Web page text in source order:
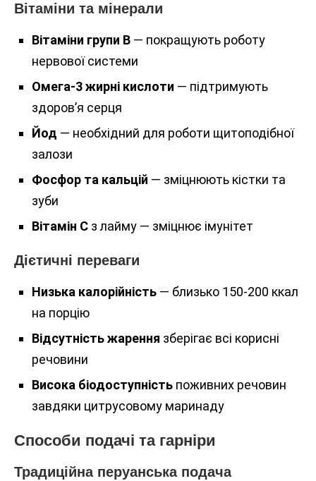
Вітаміни та мінерали
Вітаміни групи B — покращують роботу
нервової системи
Омега-3 жирні кислоти — підтримують
здоров’я серця
Йод — необхідний для роботи щитоподібної
залози
Фосфор та кальцій — зміцнюють кістки та
зуби
Вітамін C з лайму — зміцнює імунітет
Дієтичні переваги
Низька калорійність — близько 150-200 ккал
на порцію
Відсутність жарення зберігає всі корисні
речовини
Висока біодоступність поживних речовин
завдяки цитрусовому маринаду
Способи подачі та гарніри
Традиційна перуанська подача